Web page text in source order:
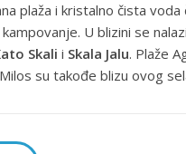
plaža i kristalno čista voda
U blizini se
Skali i Skala Jalu. Plaže
su takođe blizu ovog